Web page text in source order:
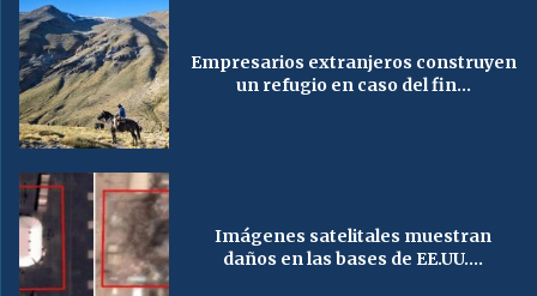
Empresarios extranjeros construyen
un refugio en caso del fin...
Imágenes satelitales muestran
daños en las bases de EE.UU....